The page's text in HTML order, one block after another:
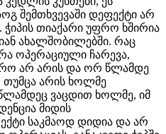
შემთხვევაში დეფექტი არ
ჭიპის თიაქარი უფრო ხშირია
ახალშობილებში. რაც
ოპერაციული ჩარევა,
არ არის და ორ წლამდე
თუმცა არის ხოლმე
ვაცდით ხოლმე, იმ
მიდის
საკმაოდ დიდია და არ